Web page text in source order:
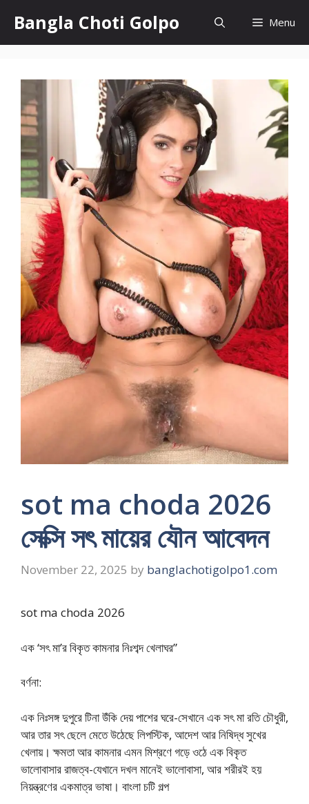
content
Bangla Choti Golpo Menu
sot ma choda 2026
সেক্সি সৎ মায়ের যৌন আবেদন
November 22, 2025 by banglachotigolpo1.com
sot ma choda 2026
এক ‘সৎ মা’র বিকৃত কামনার নিঃশব্দ খেলাঘর”
বর্ণনা:
এক নিঃসঙ্গ দুপুরে টিনা উঁকি দেয় পাশের ঘরে-সেখানে এক সৎ মা রতি চৌধুরী,
আর তার সৎ ছেলে মেতে উঠেছে লিপস্টিক, আদেশ আর নিষিদ্ধ সুখের
খেলায়। ক্ষমতা আর কামনার এমন মিশ্রণে গড়ে ওঠে এক বিকৃত
ভালোবাসার রাজত্ব-যেখানে দখল মানেই ভালোবাসা, আর শরীরই হয়
নিয়ন্ত্রণের একমাত্র ভাষা। বাংলা চটি গল্প